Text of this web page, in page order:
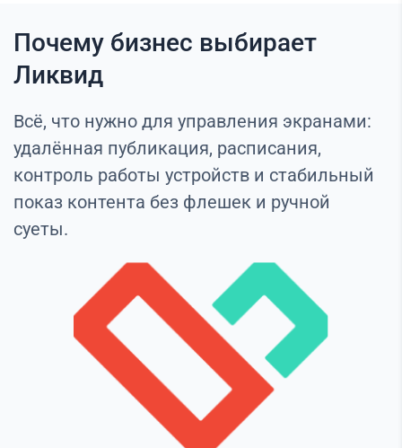
Почему бизнес выбирает
Ликвид
Всё, что нужно для управления экранами:
удалённая публикация, расписания,
контроль работы устройств и стабильный
показ контента без флешек и ручной
суеты.